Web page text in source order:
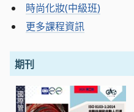
時尚化妝(中級班)
更多課程資訊
期刊